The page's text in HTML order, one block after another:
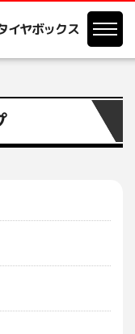
イヤボックス